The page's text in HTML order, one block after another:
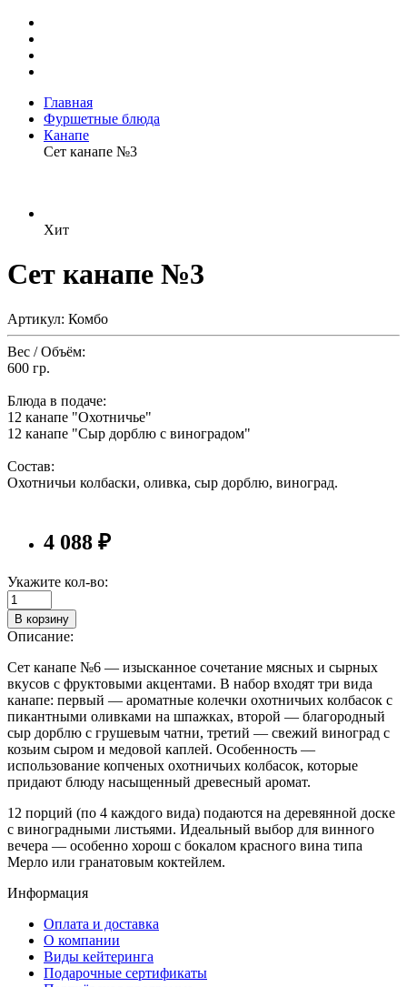
Главная
Фуршетные блюда
Канапе
Сет канапе №3
Хит
Сет канапе №3
Артикул: Комбо
Вес / Объём:
600 гр.
Блюда в подаче:
12 канапе "Охотничье"
12 канапе "Сыр дорблю с виноградом"
Состав:
Охотничьи колбаски, оливка, сыр дорблю, виноград.
4 088 ₽
Укажите кол-во:
В корзину
Описание:
Сет канапе №6 — изысканное сочетание мясных и сырных
вкусов с фруктовыми акцентами. В набор входят три вида
канапе: первый — ароматные колечки охотничьих колбасок с
пикантными оливками на шпажках, второй — благородный
сыр дорблю с грушевым чатни, третий — свежий виноград с
козьим сыром и медовой каплей. Особенность —
использование копченых охотничьих колбасок, которые
придают блюду насыщенный древесный аромат.
12 порций (по 4 каждого вида) подаются на деревянной доске
с виноградными листьями. Идеальный выбор для винного
вечера — особенно хорош с бокалом красного вина типа
Мерло или гранатовым коктейлем.
Информация
Оплата и доставка
О компании
Виды кейтеринга
Подарочные сертификаты